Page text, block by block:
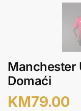
Manchester
Domaći
KM79.00